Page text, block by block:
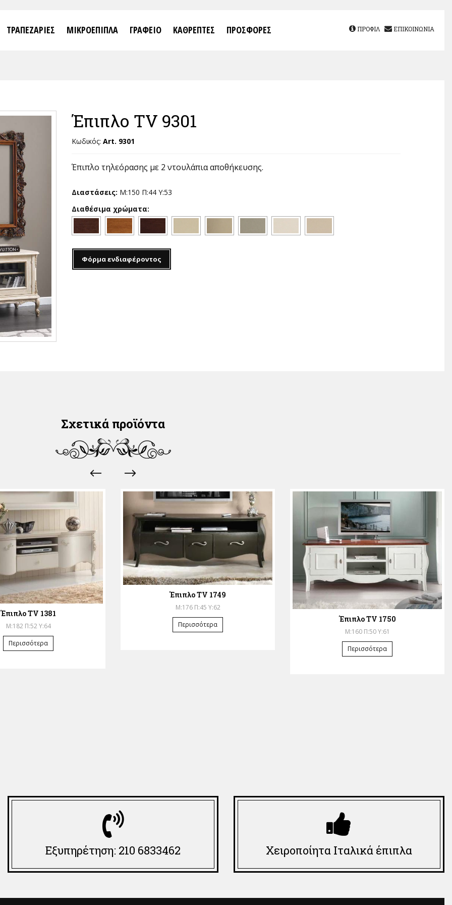
ΤΡΑΠΕΖΑΡΙΕΣ ΜΙΚΡΟΕΠΙΠΛΑ ΓΡΑΦΕΙΟ ΚΑΘΡΕΠΤΕΣ ΠΡΟΣΦΟΡΕΣ ΠΡΟΦΙΛ ΕΠΙΚΟΙΝΩΝΙΑ
Έπιπλο TV 9301
Κωδικός: Art. 9301
Έπιπλο τηλεόρασης με 2 ντουλάπια αποθήκευσης.
Διαστάσεις: Μ:150 Π:44 Υ:53
Διαθέσιμα χρώματα:
Φόρμα ενδιαφέροντος
Σχετικά προϊόντα
Έπιπλο TV 1381
Μ:182 Π:52 Υ:64
Περισσότερα
Έπιπλο TV 1749
Μ:176 Π:45 Υ:62
Περισσότερα
Έπιπλο TV 1750
Μ:160 Π:50 Υ:61
Περισσότερα
Εξυπηρέτηση: 210 6833462 Χειροποίητα Ιταλικά έπιπλα